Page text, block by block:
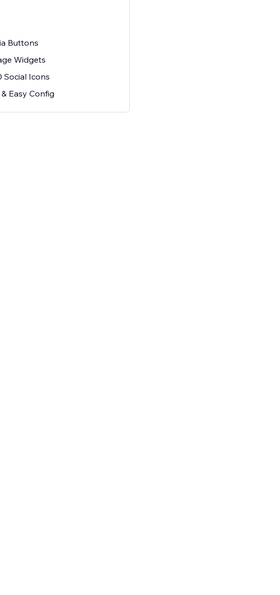
Buttons
Widgets
Social Icons
Easy Config